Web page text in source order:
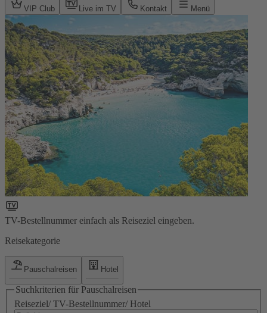
VIP Club Live im TV Kontakt Menü
TV-Bestellnummer einfach als Reiseziel eingeben.
Reisekategorie
Pauschalreisen Hotel
Suchkriterien für Pauschalreisen
Reiseziel/ TV-Bestellnummer/ Hotel